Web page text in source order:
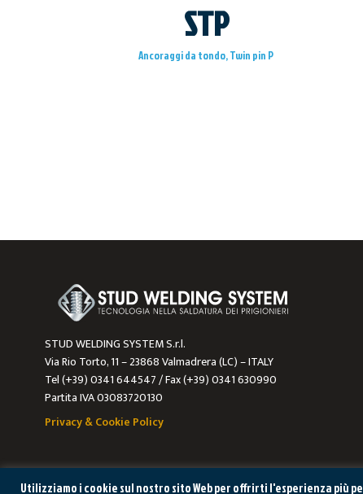
STP
Ancoraggi da tondo, Twin pin P
STUD WELDING SYSTEM S.r.l.
Via Rio Torto, 11 – 23868 Valmadrera (LC) – ITALY
Tel (+39) 0341 644547 / Fax (+39) 0341 630990
Partita IVA 03083720130
Privacy & Cookie Policy
Utilizziamo i cookie sul nostro sito Web per offrirti l'esperienza